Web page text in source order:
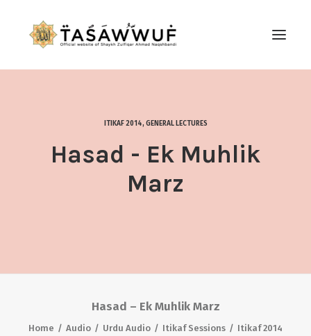
CONTACT US
ITIKAF 2014, GENERAL LECTURES
Hasad - Ek Muhlik
Marz
Hasad – Ek Muhlik Marz
Home Audio Urdu Audio Itikaf Sessions
Itikaf 2014